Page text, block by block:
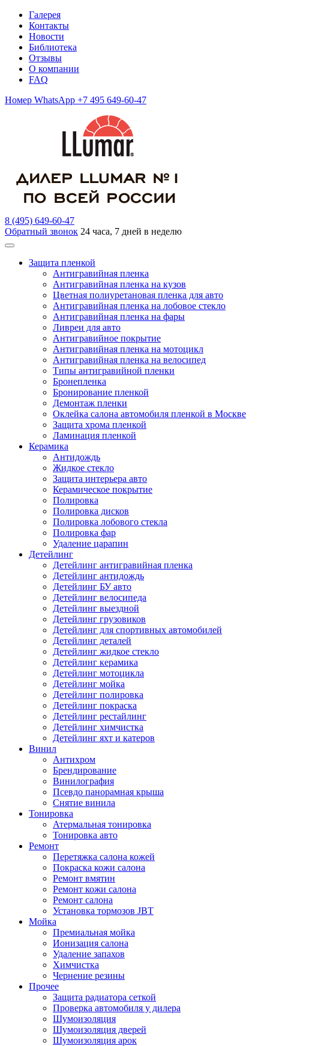
Галерея
Контакты
Новости
Библиотека
Отзывы
О компании
FAQ
Номер WhatsApp +7 495 649-60-47
8 (495) 649-60-47
Обратный звонок 24 часа, 7 дней в неделю
Защита пленкой
Антигравийная пленка
Антигравийная пленка на кузов
Цветная полиуретановая пленка для авто
Антигравийная пленка на лобовое стекло
Антигравийная пленка на фары
Ливреи для авто
Антигравийное покрытие
Антигравийная пленка на мотоцикл
Антигравийная пленка на велосипед
Типы антигравийной пленки
Бронепленка
Бронирование пленкой
Демонтаж пленки
Оклейка салона автомобиля пленкой в Москве
Защита хрома пленкой
Ламинация пленкой
Керамика
Антидождь
Жидкое стекло
Защита интерьера авто
Керамическое покрытие
Полировка
Полировка дисков
Полировка лобового стекла
Полировка фар
Удаление царапин
Детейлинг
Детейлинг антигравийная пленка
Детейлинг антидождь
Детейлинг БУ авто
Детейлинг велосипеда
Детейлинг выездной
Детейлинг грузовиков
Детейлинг для спортивных автомобилей
Детейлинг деталей
Детейлинг жидкое стекло
Детейлинг керамика
Детейлинг мотоцикла
Детейлинг мойка
Детейлинг полировка
Детейлинг покраска
Детейлинг рестайлинг
Детейлинг химчистка
Детейлинг яхт и катеров
Винил
Антихром
Брендирование
Винилография
Псевдо панорамная крыша
Снятие винила
Тонировка
Атермальная тонировка
Тонировка авто
Ремонт
Перетяжка салона кожей
Покраска кожи салона
Ремонт вмятин
Ремонт кожи салона
Ремонт салона
Установка тормозов JBT
Мойка
Премиальная мойка
Ионизация салона
Удаление запахов
Химчистка
Чернение резины
Прочее
Защита радиатора сеткой
Проверка автомобиля у дилера
Шумоизоляция
Шумоизоляция дверей
Шумоизоляция арок